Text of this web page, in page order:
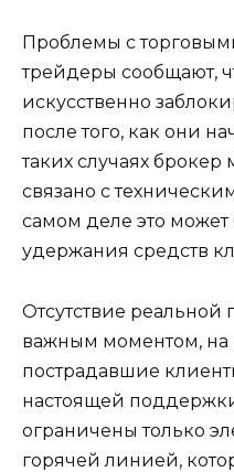
Проблемы с
трейдеры сообщают,
искусственно
после того, как они
таких случаях брокер
связано с
самом деле это
удержания средств
Отсутствие
важным моментом, на
пострадавшие
настоящей
ограничены только
горячей линией,